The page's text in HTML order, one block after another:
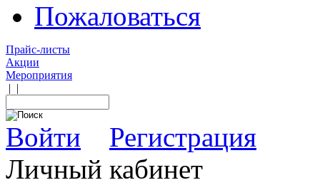
Пожаловаться
Прайс-листы
Акции
Мероприятия
| |
Войти
Регистрация
Личный кабинет